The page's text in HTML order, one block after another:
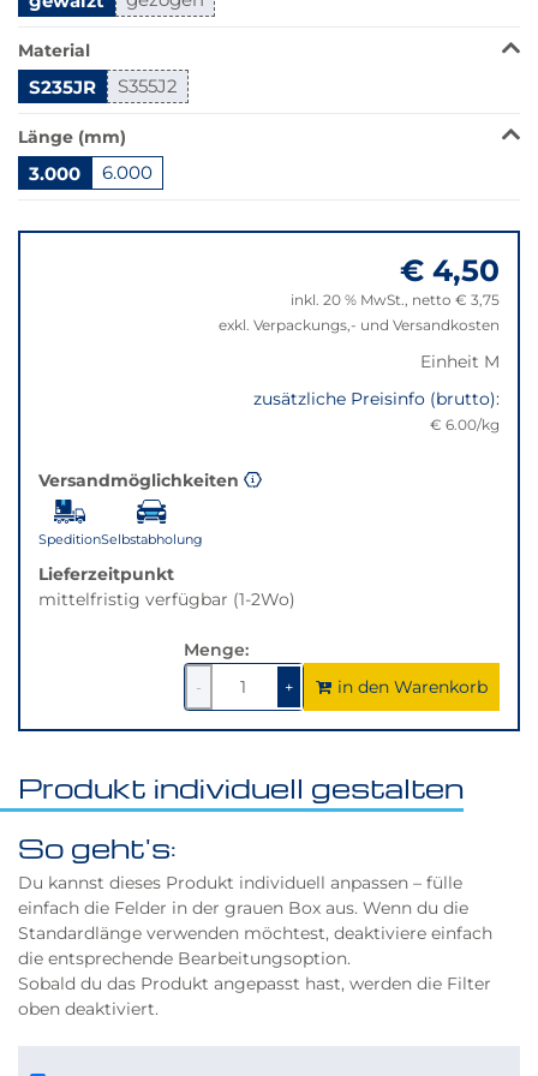
der
Filter
auf
die
beste
Alternative
in
der
Variante.
Material
S235JR S355J2
Länge (mm)
3.000 6.000
zu
€ 4,50
inkl. 20 % MwSt., netto € 3,75
exkl. Verpackungs,- und Versandkosten
Einheit M
zusätzliche Preisinfo (brutto):
€ 6.00/kg
Versandmöglichkeiten
SpeditionSelbstabholung
Lieferzeitpunkt
mittelfristig verfügbar (1-2Wo)
Menge:
-
1
verringern
+1um
1
erhöhen
in den Warenkorb
Produkt individuell gestalten
So geht's:
Du kannst dieses Produkt individuell anpassen – fülle
einfach die Felder in der grauen Box aus. Wenn du die
Standardlänge verwenden möchtest, deaktiviere einfach
die entsprechende Bearbeitungsoption.
Sobald du das Produkt angepasst hast, werden die Filter
oben deaktiviert.